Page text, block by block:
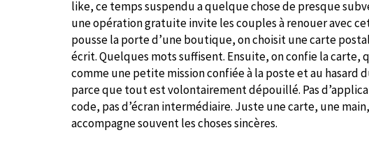
like, ce temps suspendu a quelque chose de presque
une opération gratuite invite les couples à renouer avec
pousse la porte d’une boutique, on choisit une carte
écrit. Quelques mots suffisent. Ensuite, on confie la carte,
comme une petite mission confiée à la poste et au hasard
parce que tout est volontairement dépouillé. Pas
code, pas d’écran intermédiaire. Juste une carte, une
accompagne souvent les choses sincères.